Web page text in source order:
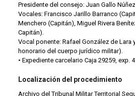
Presidente del consejo: Juan Gallo
Vocales: Francisco Jarillo Barranco
Menchero (Capitán), Miguel Rivera
Capitán).
Vocal ponente: Rafael González de Lara
honorario del cuerpo jurídico militar).
• Expediente carcelario Caja 29259, exp.
Localización del procedimiento
Archivo del Tribunal Militar Territorial